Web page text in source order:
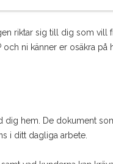
riktar sig till dig som vill
ni känner er osäkra
dig hem. De dokument
i ditt dagliga arbete.